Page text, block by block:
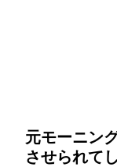
元モーニン
させられて